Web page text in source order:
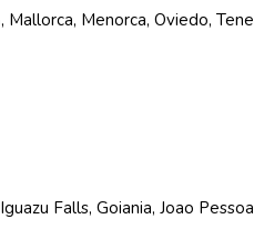
Menorca, Oviedo,
Falls, Goiania, Joao